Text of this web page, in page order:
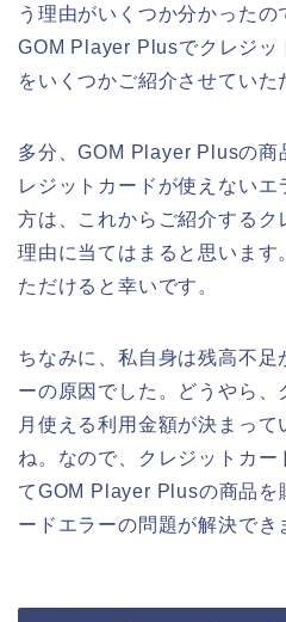
う理由がいくつか分かった
GOM Player Plusでクレジッ
をいくつかご紹介させていた
多分、GOM Player Plusの商
レジットカードが使えないエ
方は、これからご紹介するク
理由に当てはまると思います
ただけると幸いです。
ちなみに、私自身は残高不足
ーの原因でした。どうやら
月使える利用金額が決まって
ね。なので、クレジットカー
てGOM Player Plusの商品を
ードエラーの問題が解決でき